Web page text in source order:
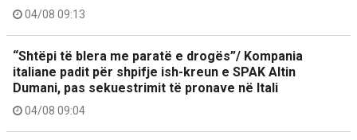
04/08 09:13
“Shtëpi të blera me paratë e drogës”/ Kompania
italiane padit për shpifje ish-kreun e SPAK Altin
Dumani, pas sekuestrimit të pronave në Itali
04/08 09:04